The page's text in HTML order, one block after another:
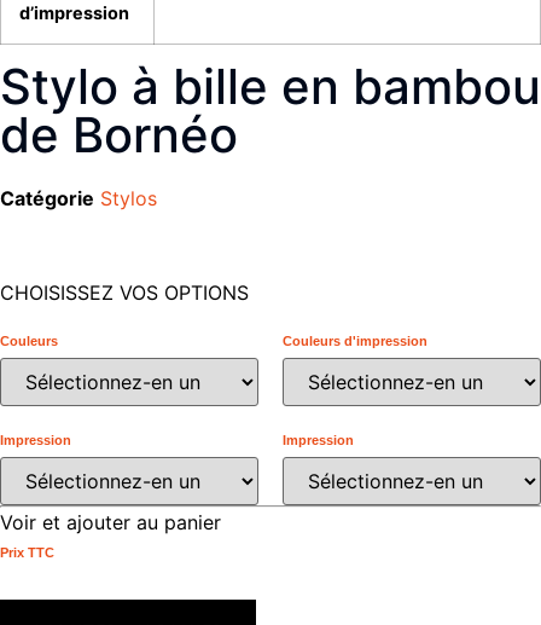
d’impression
Stylo à bille en bambou
de Bornéo
Catégorie Stylos
CHOISISSEZ VOS OPTIONS
Couleurs Couleurs d'impression
Impression Impression
Voir et ajouter au panier
Prix ​​TTC